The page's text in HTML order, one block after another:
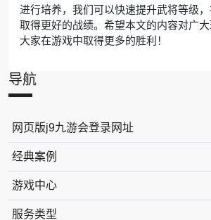
进行培养，我们可以快速提升武将等级
取得更好的战绩。希望本文的内容对广
大家在游戏中取得更多的胜利！
导航
网页版j9九游会登录网址
经典案例
游戏中心
服务类型